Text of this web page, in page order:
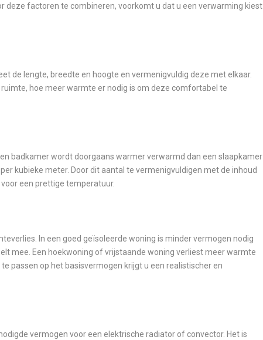
deze factoren te combineren, voorkomt u dat u een verwarming kiest
de lengte, breedte en hoogte en vermenigvuldig deze met elkaar.
hoe meer warmte er nodig is om deze comfortabel te
badkamer wordt doorgaans warmer verwarmd dan een slaapkamer
kubieke meter. Door dit aantal te vermenigvuldigen met de inhoud
een prettige temperatuur.
In een goed geïsoleerde woning is minder vermogen nodig
mee. Een hoekwoning of vrijstaande woning verliest meer warmte
passen op het basisvermogen krijgt u een realistischer en
vermogen voor een elektrische radiator of convector. Het is